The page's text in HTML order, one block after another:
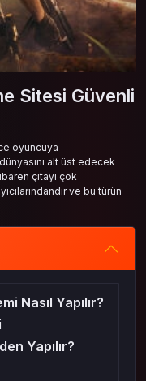
Sitesi Güvenli
oyuncuya
alt üst edecek
çıtayı çok
ve bu türün
Nasıl Yapılır?
Yapılır?